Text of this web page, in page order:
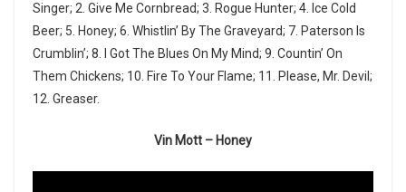
Singer; 2. Give Me Cornbread; 3. Rogue Hunter; 4. Ice Cold
Beer; 5. Honey; 6. Whistlin’ By The Graveyard; 7. Paterson Is
Crumblin’; 8. I Got The Blues On My Mind; 9. Countin’ On
Them Chickens; 10. Fire To Your Flame; 11. Please, Mr. Devil;
12. Greaser.
Vin Mott – Honey